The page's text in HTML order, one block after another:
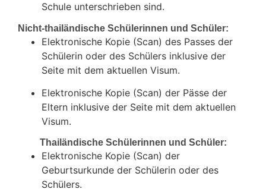
Schule unterschrieben sind.
Nicht-thailändische Schülerinnen und Schüler:
Elektronische Kopie (Scan) des Passes der
Schülerin oder des Schülers inklusive der
Seite mit dem aktuellen Visum.
Elektronische Kopie (Scan) der Pässe der
Eltern inklusive der Seite mit dem aktuellen
Visum.
Thailändische Schülerinnen und Schüler:
Elektronische Kopie (Scan) der
Geburtsurkunde der Schülerin oder des
Schülers.